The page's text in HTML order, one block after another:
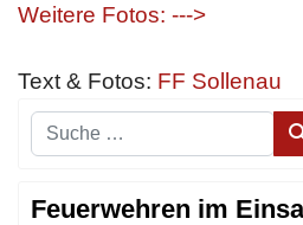
Weitere Fotos: --->
Text & Fotos: FF Sollenau
Suchen
Feuerwehren im